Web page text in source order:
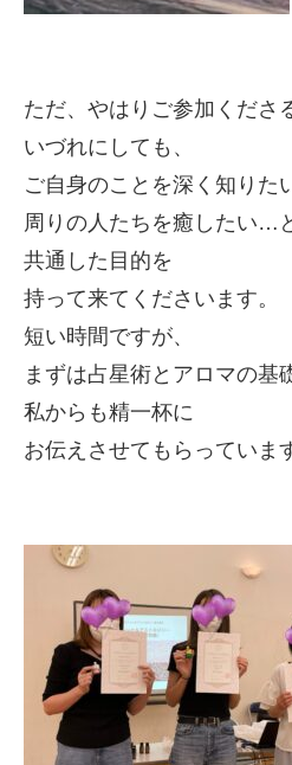
ただ、やはりご参加くださ
いづれにしても、
ご自身のことを深く知りた
周りの人たちを癒 したい…
共通した目的を
持って来てくださいます。
短い時間ですが、
まずは占星術とアロマの基
私からも精一杯に
お伝えさせてもらっていま